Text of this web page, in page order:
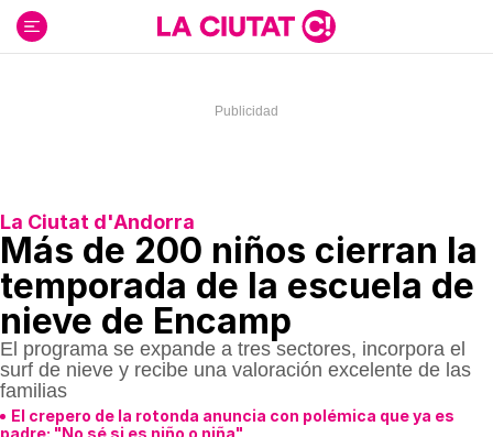
contenido
La Ciutat d'Andorra
Más de 200 niños cierran la
temporada de la escuela de
nieve de Encamp
El programa se expande a tres sectores, incorpora el
surf de nieve y recibe una valoración excelente de las
familias
El crepero de la rotonda anuncia con polémica que ya es
padre: "No sé si es niño o niña"